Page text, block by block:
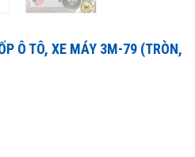
Ô TÔ, XE MÁY 3M-79 (TRÒN,